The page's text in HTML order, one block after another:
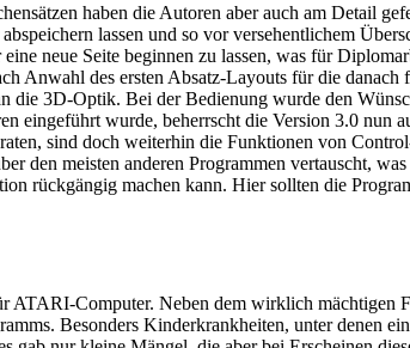
haben die Autoren aber auch am Detail
lassen und so vor versehentlichem
neue Seite beginnen zu lassen, was für
Anwahl des ersten Absatz-Layouts für die
3D-Optik. Bei der Bedienung wurde den
eingeführt wurde, beherrscht die Version 3.0
sind doch weiterhin die Funktionen von
den meisten anderen Programmen vertauscht,
rückgängig machen kann. Hier sollten die
ATARI-Computer. Neben dem wirklich
Besonders Kinderkrankheiten, unter denen